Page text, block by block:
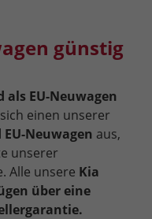
günstig
als EU-Neuwagen
einen unserer
Neuwagen aus,
unserer
Alle unsere Kia
über eine